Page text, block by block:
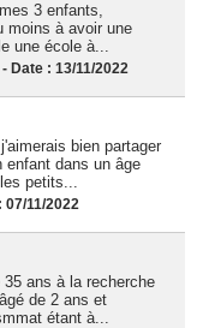
3 enfants,
moins à avoir une
une école à...
Date : 13/11/2022
bien partager
enfant dans un âge
petits...
07/11/2022
ans à la recherche
de 2 ans et
étant à...